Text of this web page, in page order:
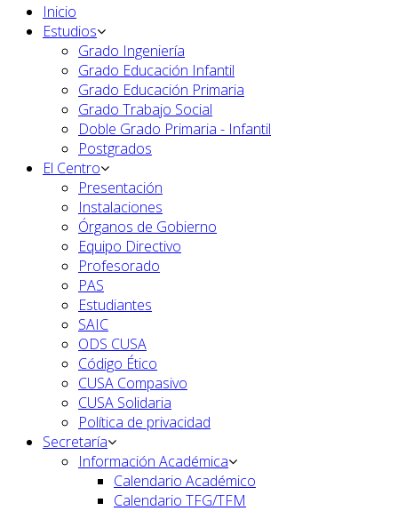
Inicio
Estudios
Grado Ingeniería
Grado Educación Infantil
Grado Educación Primaria
Grado Trabajo Social
Doble Grado Primaria - Infantil
Postgrados
El Centro
Presentación
Instalaciones
Órganos de Gobierno
Equipo Directivo
Profesorado
PAS
Estudiantes
SAIC
ODS CUSA
Código Ético
CUSA Compasivo
CUSA Solidaria
Política de privacidad
Secretaría
Información Académica
Calendario Académico
Calendario TFG/TFM